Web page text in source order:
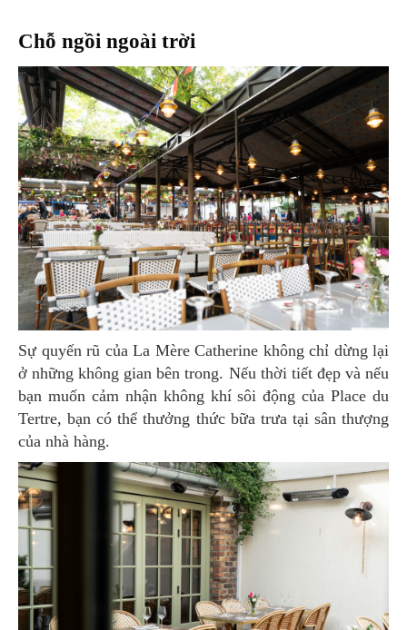
Chỗ ngồi ngoài trời
Sự quyến rũ của La Mère Catherine không chỉ dừng lại
ở những không gian bên trong. Nếu thời tiết đẹp và nếu
bạn muốn cảm nhận không khí sôi động của Place du
Tertre, bạn có thể thưởng thức bữa trưa tại sân thượng
của nhà hàng.